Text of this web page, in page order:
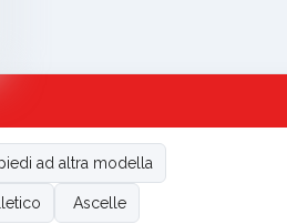
ad altra modella
Ascelle